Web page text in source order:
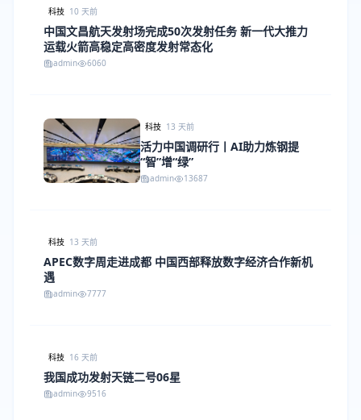
科技 10 天前
中国文昌航天发射场完成50次发射任务 新一代大推力
运载火箭高稳定高密度发射常态化
admin 6060
科技 13 天前
活力中国调研行丨AI助力炼钢提
“智”增“绿”
admin 13687
科技 13 天前
APEC数字周走进成都 中国西部释放数字经济合作新机
遇
admin 7777
科技 16 天前
我国成功发射天链二号06星
admin 9516